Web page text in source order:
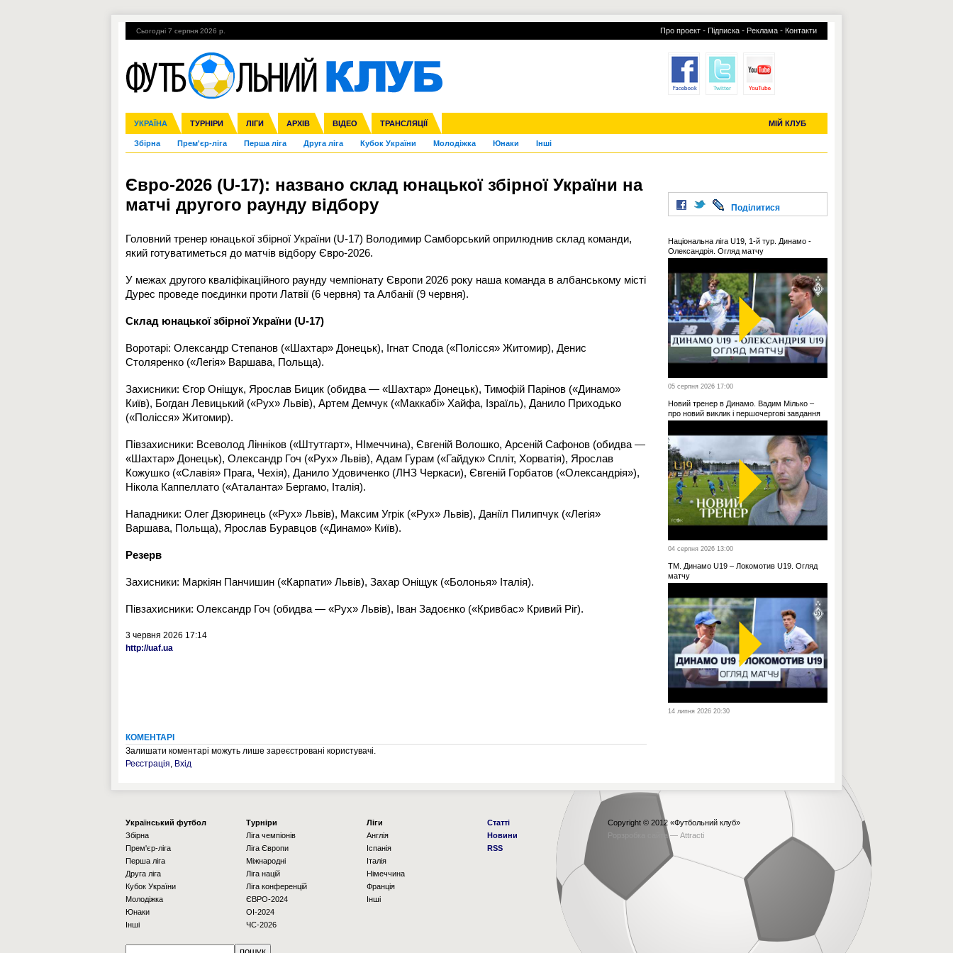
Сьогодні 7 серпня 2026 р. Про проект - Підписка - Реклама - Контакти
УКРАЇНА ТУРНІРИ ЛІГИ АРХІВ ВІДЕО ТРАНСЛЯЦІЇ МІЙ КЛУБ
Збірна Прем'єр-ліга Перша ліга Друга ліга Кубок України Молодіжка Юнаки Інші
Ліга чемпіонів Ліга Європи Міжнародні Ліга націй Ліга конференцій
Англія Іспанія Італія Німеччина Франція Інші
ЧС-2014 ЄВРО-2016 Росія Кубок конфедерацій ЧЄ-2015 (U-21)
Гарячі теми УПЛ, 1-й тур ВІЙНА УПЛ-ПЕРЕХОДИ УСІ ТРАНСФЕРИ
Євро-2026 (U-17): названо склад юнацької збірної України на
матчі другого раунду відбору
Головний тренер юнацької збірної України (U-17) Володимир Самборський оприлюднив склад команди,
який готуватиметься до матчів відбору Євро-2026.
У межах другого кваліфікаційного раунду чемпіонату Європи 2026 року наша команда в албанському місті
Дурес проведе поєдинки проти Латвії (6 червня) та Албанії (9 червня).
Склад юнацької збірної України (U-17)
Воротарі: Олександр Степанов («Шахтар» Донецьк), Ігнат Спода («Полісся» Житомир), Денис
Столяренко («Легія» Варшава, Польща).
Захисники: Єгор Оніщук, Ярослав Бицик (обидва — «Шахтар» Донецьк), Тимофій Парінов («Динамо»
Київ), Богдан Левицький («Рух» Львів), Артем Демчук («Маккабі» Хайфа, Ізраїль), Данило Приходько
(«Полісся» Житомир).
Півзахисники: Всеволод Лінніков («Штутгарт», НІмеччина), Євгеній Волошко, Арсеній Сафонов (обидва —
«Шахтар» Донецьк), Олександр Гоч («Рух» Львів), Адам Гурам («Гайдук» Спліт, Хорватія), Ярослав
Кожушко («Славія» Прага, Чехія), Данило Удовиченко (ЛНЗ Черкаси), Євгеній Горбатов («Олександрія»),
Нікола Каппеллато («Аталанта» Бергамо, Італія).
Нападники: Олег Дзюринець («Рух» Львів), Максим Угрік («Рух» Львів), Даніїл Пилипчук («Легія»
Варшава, Польща), Ярослав Буравцов («Динамо» Київ).
Резерв
Захисники: Маркіян Панчишин («Карпати» Львів), Захар Оніщук («Болонья» Італія).
Півзахисники: Олександр Гоч (обидва — «Рух» Львів), Іван Задоєнко («Кривбас» Кривий Ріг).
3 червня 2026 17:14
http://uaf.ua
КОМЕНТАРІ
Залишати коментарі можуть лише зареєстровані користувачі.
Реєстрація, Вхід
Поділитися
Національна ліга U19, 1-й тур. Динамо -
Олександрія. Огляд матчу
05 серпня 2026 17:00
Новий тренер в Динамо. Вадим Мілько –
про новий виклик і першочергові завдання
04 серпня 2026 13:00
ТМ. Динамо U19 – Локомотив U19. Огляд
матчу
14 липня 2026 20:30
Українcький футбол
Збірна
Прем'єр-ліга
Перша ліга
Друга ліга
Кубок України
Молодіжка
Юнаки
Інші
Турніри
Ліга чемпіонів
Ліга Європи
Міжнародні
Ліга націй
Ліга конференцій
ЄВРО-2024
OI-2024
ЧС-2026
Ліги
Англія
Іспанія
Італія
Німеччина
Франція
Інші
Статті
Новини
RSS
Copyright © 2012 «Футбольний клуб»
Рорзробка сайта — Attracti